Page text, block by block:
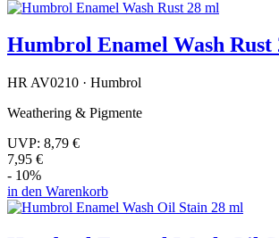
Humbrol Enamel Wash Rust
HR AV0210 · Humbrol
Weathering & Pigmente
UVP: 8,79 €
7,95 €
- 10%
in den Warenkorb